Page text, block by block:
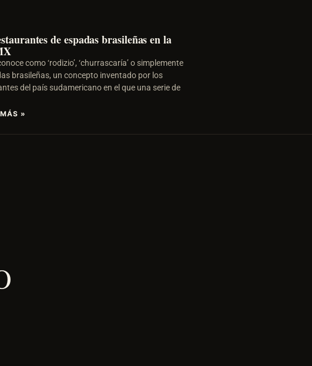
de espadas brasileñas en la
como ‘rodizio’, ‘churrascaría’ o simplemente
brasileñas, un concepto inventado por los
del país sudamericano en el que una serie de
»